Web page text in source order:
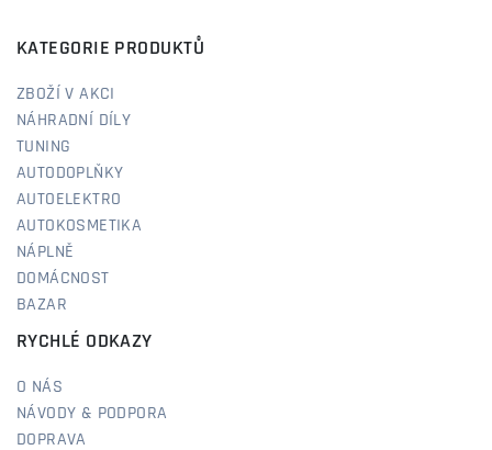
KATEGORIE PRODUKTŮ
ZBOŽÍ V AKCI
NÁHRADNÍ DÍLY
TUNING
AUTODOPLŇKY
AUTOELEKTRO
AUTOKOSMETIKA
NÁPLNĚ
DOMÁCNOST
BAZAR
RYCHLÉ ODKAZY
O NÁS
NÁVODY & PODPORA
DOPRAVA